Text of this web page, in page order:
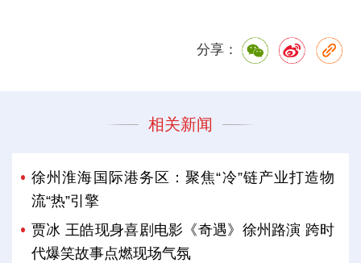
分享：
相关新闻
徐州淮海国际港务区：聚焦“冷”链产业打造物
流“热”引擎
贾冰 王皓现身喜剧电影《奇遇》徐州路演 跨时
代爆笑故事点燃现场气氛